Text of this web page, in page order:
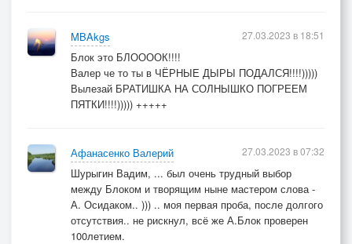
MBAkgs
Блок это БЛООООК!!!!
Валер че то ты в ЧЁРНЫЕ ДЫРЫ ПОДАЛСЯ!!!!)))))
Вылезай БРАТИШКА НА СОЛНЫШКО ПОГРЕЕМ
ПЯТКИ!!!!))))) +++++
27.03.2023 в 18:51
Афанасенко Валерий
Шурыгин Вадим, ... был очень трудный выбор
между Блоком и творящим ныне мастером слова -
А. Осидаком.. ))) .. моя первая проба, после долгого
отсутствия.. не рискнул, всё же А.Блок проверен
100летием.
27.03.2023 в 07:32